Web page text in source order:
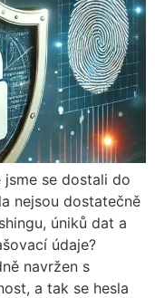
se dostali do
nejsou dostatečně
úniků dat a
údaje?
navržen s
a tak se hesla